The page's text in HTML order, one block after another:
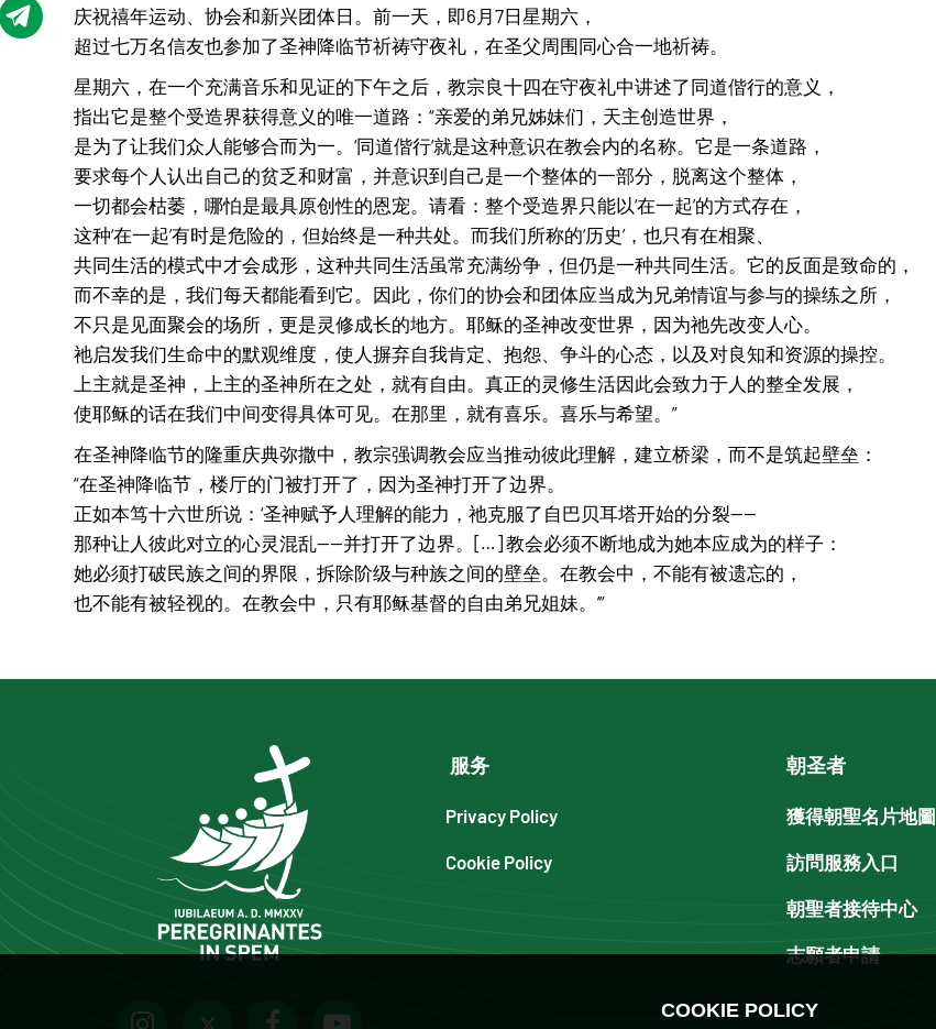
庆祝禧年运动、协会和新兴团体日。前一天，即6月7日星期六，
超过七万名信友也参加了圣神降临节祈祷守夜礼，在圣父周围同心合一地祈祷。
星期六，在一个充满音乐和见证的下午之后，教宗良十四在守夜礼中讲述了同道偕行的意义，
指出它是整个受造界获得意义的唯一道路：“亲爱的弟兄姊妹们，天主创造世界，
是为了让我们众人能够合而为一。‘同道偕行’就是这种意识在教会内的名称。它是一条道路，
要求每个人认出自己的贫乏和财富，并意识到自己是一个整体的一部分，脱离这个整体，
一切都会枯萎，哪怕是最具原创性的恩宠。请看：整个受造界只能以‘在一起’的方式存在，
这种‘在一起’有时是危险的，但始终是一种共处。而我们所称的‘历史’，也只有在相聚、
共同生活的模式中才会成形，这种共同生活虽常充满纷争，但仍是一种共同生活。它的反面是致命的，
而不幸的是，我们每天都能看到它。因此，你们的协会和团体应当成为兄弟情谊与参与的操练之所，
不只是见面聚会的场所，更是灵修成长的地方。耶稣的圣神改变世界，因为祂先改变人心。
祂启发我们生命中的默观维度，使人摒弃自我肯定、抱怨、争斗的心态，以及对良知和资源的操控。
上主就是圣神，上主的圣神所在之处，就有自由。真正的灵修生活因此会致力于人的整全发展，
使耶稣的话在我们中间变得具体可见。在那里，就有喜乐。喜乐与希望。”
在圣神降临节的隆重庆典弥撒中，教宗强调教会应当推动彼此理解，建立桥梁，而不是筑起壁垒：
“在圣神降临节，楼厅的门被打开了，因为圣神打开了边界。
正如本笃十六世所说：‘圣神赋予人理解的能力，祂克服了自巴贝耳塔开始的分裂——
那种让人彼此对立的心灵混乱——并打开了边界。[…] 教会必须不断地成为她本应成为的样子：
她必须打破民族之间的界限，拆除阶级与种族之间的壁垒。在教会中，不能有被遗忘的，
也不能有被轻视的。在教会中，只有耶稣基督的自由弟兄姐妹。’”
服务
Privacy Policy
Cookie Policy
朝圣者
獲得朝聖名片地圖
訪問服務入口
朝聖者接待中心
志願者申請
COOKIE POLICY